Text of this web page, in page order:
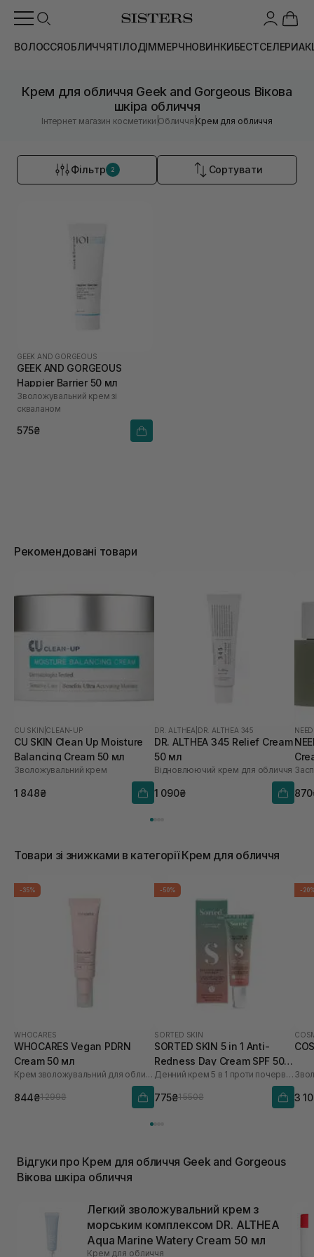
ВОЛОССЯОБЛИЧЧЯТІЛОДІММЕРЧНОВИНКИБЕСТСЕЛЕРИ
Крем для обличчя Geek and Gorgeous Вікова
шкіра обличчя
Інтернет магазин косметики |Обличчя |Крем для обличчя
Фільтр 2 Сортувати
GEEK AND GORGEOUS
GEEK AND GORGEOUS
Happier Barrier 50 мл
Зволожувальний крем зі
скваланом
575₴
Рекомендовані товари
CU SKIN CLEAN-UP
CU SKIN Clean Up Moisture
Balancing Cream 50 мл
Зволожувальний крем
1 848₴
DR. ALTHEA DR. ALTHEA 345
DR. ALTHEA 345 Relief Cream
50 мл
Відновлюючий крем для обличчя
1 090₴
Товари зі знижками в категорії Крем для обличчя
-35%
WHOCARES
WHOCARES Vegan PDRN
Cream 50 мл
Крем зволожувальний для обличчя із веганськими полінуклеотидами
844₴1 299₴
-50%
SORTED SKIN
SORTED SKIN 5 in 1 Anti-
Redness Day Cream SPF 50
30 мл
Денний крем 5 в 1 проти почервоніння
775₴1 550₴
-
3
Відгуки про Крем для обличчя Geek and Gorgeous
Вікова шкіра обличчя
Легкий зволожувальний крем з
морським комплексом DR. ALTHEA
Aqua Marine Watery Cream 50 мл
Крем для обличчя